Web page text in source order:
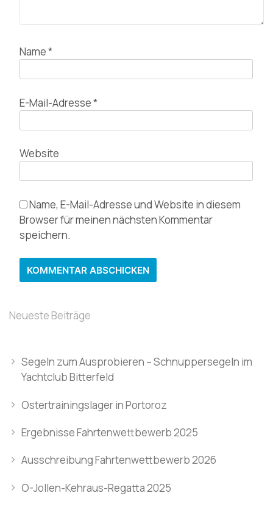
Name*
E-Mail-Adresse*
Website
Name, E-Mail-Adresse und Website in diesem
Browser für meinen nächsten Kommentar
speichern.
Neueste Beiträge
Segeln zum Ausprobieren – Schnuppersegeln im
Yachtclub Bitterfeld
Ostertrainingslager in Portoroz
Ergebnisse Fahrtenwettbewerb 2025
Ausschreibung Fahrtenwettbewerb 2026
O-Jollen-Kehraus-Regatta 2025